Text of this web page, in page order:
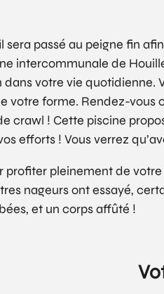
sera passé au peigne fin
intercommunale de
dans votre vie quotidienne.
votre forme. Rendez-vous
crawl ! Cette piscine
efforts ! Vous verrez
profiter pleinement de
nageurs ont essayé,
et un corps affûté !